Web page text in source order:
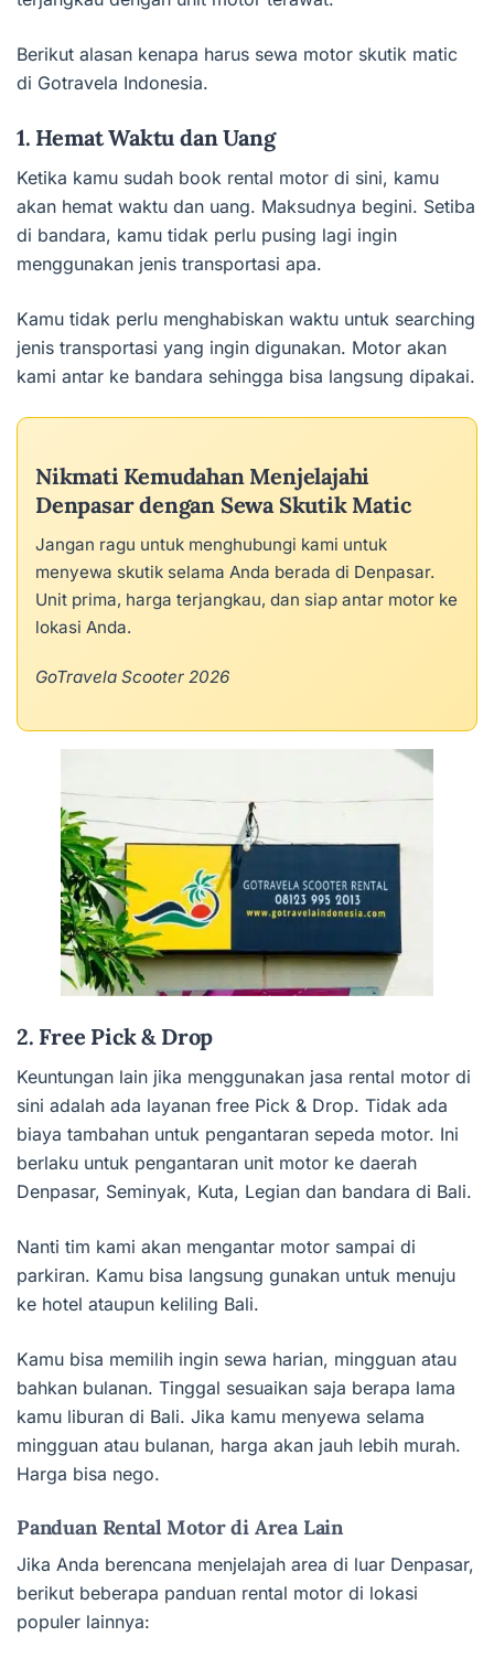
Berikut alasan kenapa harus sewa motor skutik matic
di Gotravela Indonesia.
1. Hemat Waktu dan Uang
Ketika kamu sudah book rental motor di sini, kamu
akan hemat waktu dan uang. Maksudnya begini. Setiba
di bandara, kamu tidak perlu pusing lagi ingin
menggunakan jenis transportasi apa.
Kamu tidak perlu menghabiskan waktu untuk searching
jenis transportasi yang ingin digunakan. Motor akan
kami antar ke bandara sehingga bisa langsung dipakai.
Nikmati Kemudahan Menjelajahi
Denpasar dengan Sewa Skutik Matic
Jangan ragu untuk menghubungi kami untuk
menyewa skutik selama Anda berada di Denpasar.
Unit prima, harga terjangkau, dan siap antar motor ke
lokasi Anda.
GoTravela Scooter 2026
2. Free Pick & Drop
Keuntungan lain jika menggunakan jasa rental motor di
sini adalah ada layanan free Pick & Drop. Tidak ada
biaya tambahan untuk pengantaran sepeda motor. Ini
berlaku untuk pengantaran unit motor ke daerah
Denpasar, Seminyak, Kuta, Legian dan bandara di Bali.
Nanti tim kami akan mengantar motor sampai di
parkiran. Kamu bisa langsung gunakan untuk menuju
ke hotel ataupun keliling Bali.
Kamu bisa memilih ingin sewa harian, mingguan atau
bahkan bulanan. Tinggal sesuaikan saja berapa lama
kamu liburan di Bali. Jika kamu menyewa selama
mingguan atau bulanan, harga akan jauh lebih murah.
Harga bisa nego.
Panduan Rental Motor di Area Lain
Jika Anda berencana menjelajah area di luar Denpasar,
berikut beberapa panduan rental motor di lokasi
populer lainnya: